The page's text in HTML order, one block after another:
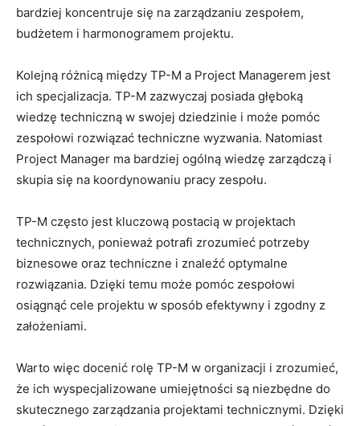
bardziej ⁤koncentruje się na zarządzaniu zespołem,
budżetem i⁣ harmonogramem​ projektu.
Kolejną różnicą między TP-M a Project​ Managerem jest
ich specjalizacja. TP-M zazwyczaj⁣ posiada⁤ głęboką
wiedzę techniczną w swojej dziedzinie i może pomóc
‌zespołowi rozwiązać techniczne wyzwania. Natomiast
⁣Project‌ Manager ma bardziej ogólną wiedzę zarządczą i
skupia ⁣się‌ na koordynowaniu pracy zespołu.
TP-M często jest kluczową postacią w projektach
technicznych, ⁤ponieważ potrafi zrozumieć potrzeby ​
biznesowe oraz techniczne i⁣ znaleźć optymalne
rozwiązania. Dzięki temu może pomóc⁣ zespołowi
osiągnąć‌ cele ⁤projektu w sposób efektywny i zgodny z
założeniami.
Warto więc docenić rolę TP-M w organizacji i zrozumieć,​
że ich‌ wyspecjalizowane ‍umiejętności są niezbędne do
skutecznego zarządzania⁢ projektami technicznymi. Dzięki